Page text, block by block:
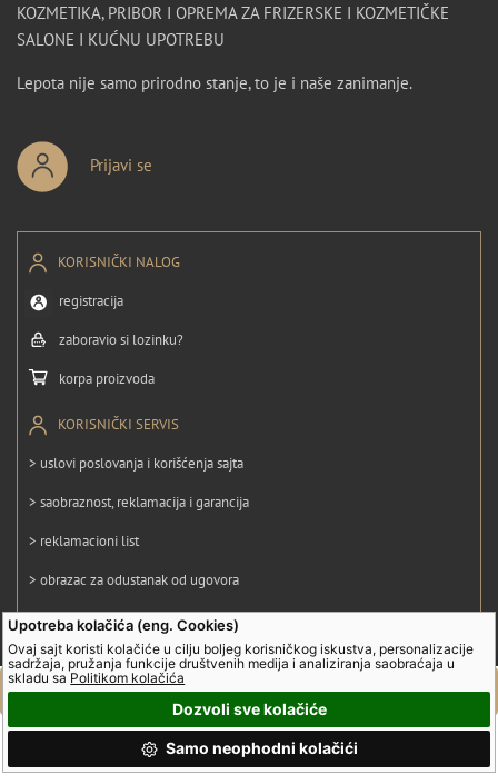
Upotreba kolačića (eng. Cookies)
Ovaj sajt koristi kolačiće u cilju boljeg korisničkog iskustva, personalizacije
sadržaja, pružanja funkcije društvenih medija i analiziranja saobraćaja u
skladu sa Politikom kolačića
Dozvoli sve kolačiće
Samo neophodni kolačići
KOZMETIKA, PRIBOR I OPREMA ZA FRIZERSKE I KOZMETIČKE
SALONE I KUĆNU UPOTREBU
Lepota nije samo prirodno stanje, to je i naše zanimanje.
Prijavi se
KORISNIČKI NALOG
registracija
zaboravio si lozinku?
korpa proizvoda
KORISNIČKI SERVIS
> uslovi poslovanja i korišćenja sajta
> saobraznost, reklamacija i garancija
> reklamacioni list
> obrazac za odustanak od ugovora
> politika privatnosti
> politika kolačića
© UltraGroup. Sva prava su zadržana.